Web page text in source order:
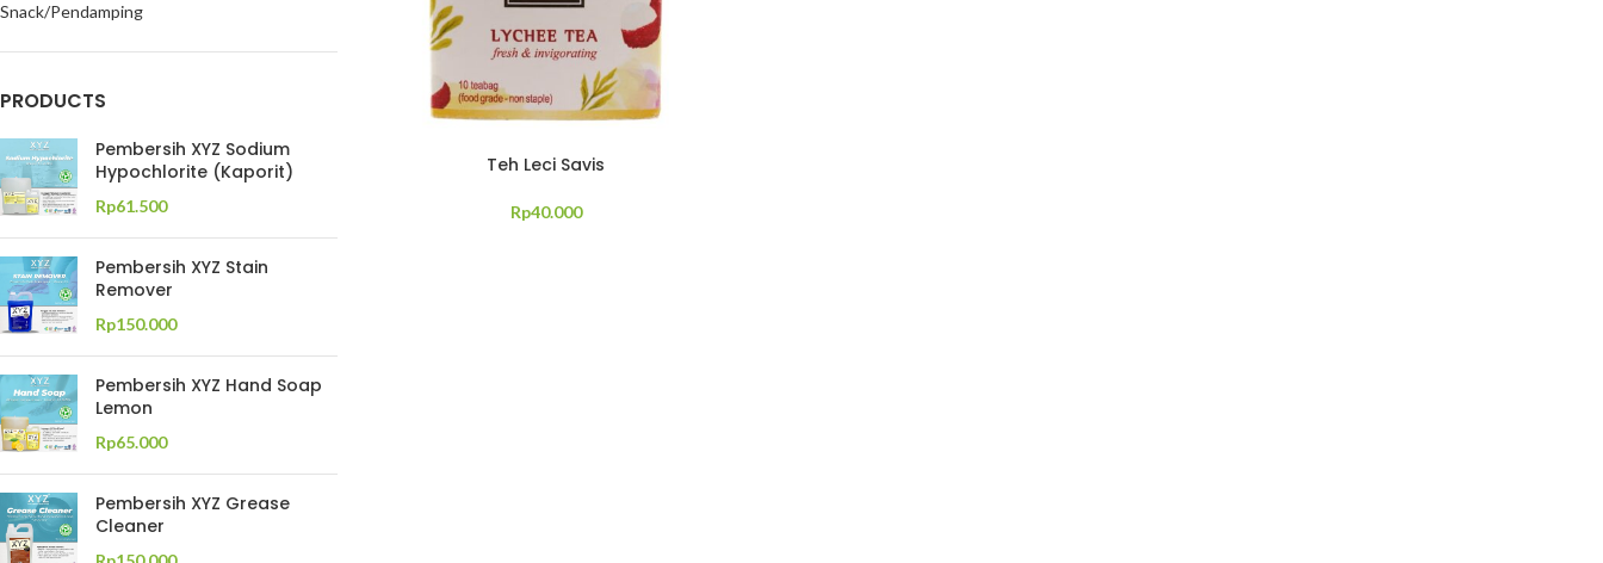
Snack/Pendamping
PRODUCTS
Pembersih XYZ Sodium
Hypochlorite (Kaporit)
Rp61.500
Pembersih XYZ Stain
Remover
Rp150.000
Pembersih XYZ Hand Soap
Lemon
Rp65.000
Pembersih XYZ Grease
Cleaner
Teh Leci Savis
Rp40.000